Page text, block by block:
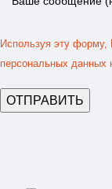
Используя эту форму,
персональных данных